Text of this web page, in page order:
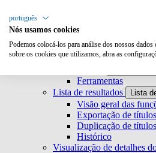
Metabooks Metabooks
Login
Ferramentas
Lista de resultados
Lista
Visão geral das
Exportação de títulos
Duplicação de
Histórico
Visualização de detalhes
português
Nós usamos cookies
Podemos colocá-los para análise dos nossos
sobre os cookies que utilizamos, abra as